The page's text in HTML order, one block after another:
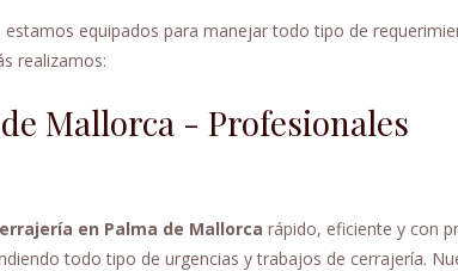
equipados para manejar todo tipo de
realizamos:
Mallorca - Profesionales
en Palma de Mallorca rápido, eficiente y con
todo tipo de urgencias y trabajos de cerrajería.